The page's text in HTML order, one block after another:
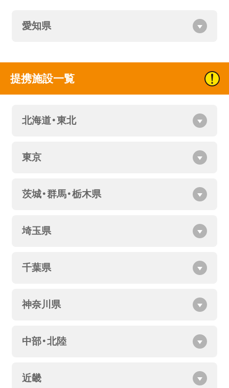
愛知県
提携施設一覧
北海道・東北
東京
茨城・群馬・栃木県
埼玉県
千葉県
神奈川県
中部・北陸
近畿